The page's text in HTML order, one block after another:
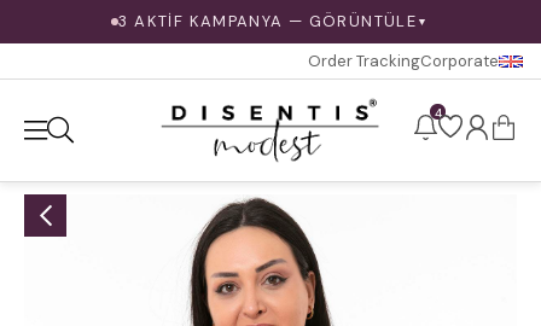
3 AKTİF KAMPANYA — GÖRÜNTÜLE ▼
Order TrackingCorporate
4